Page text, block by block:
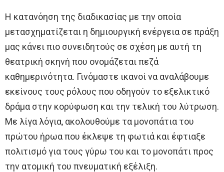
Η κατανόηση της διαδικασίας με την οποία
μετασχηματίζεται η δημιουργική ενέργεια σε πράξη
μας κάνει πιο συνειδητούς σε σχέση με αυτή τη
θεατρική σκηνή που ονομάζεται πεζά
καθημερινότητα. Γινόμαστε ικανοί να αναλάβουμε
εκείνους τους ρόλους που οδηγούν το εξελικτικό
δράμα στην κορύφωση και την τελική του λύτρωση.
Με λίγα λόγια, ακολουθούμε τα μονοπάτια του
πρώτου ήρωα που έκλεψε τη φωτιά και έφτιαξε
πολιτισμό για τους γύρω του και το μονοπάτι προς
την ατομική του πνευματική εξέλιξη.